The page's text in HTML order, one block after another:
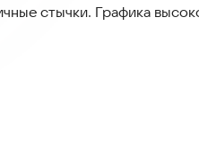
стычки. Графика